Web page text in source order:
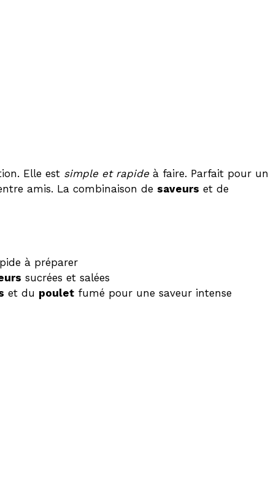
Elle est simple et rapideà faire. Parfait pour un
amis. La combinaison de saveurs et de
à préparer
sucrées et salées
et du poulet fumé pour une saveur intense